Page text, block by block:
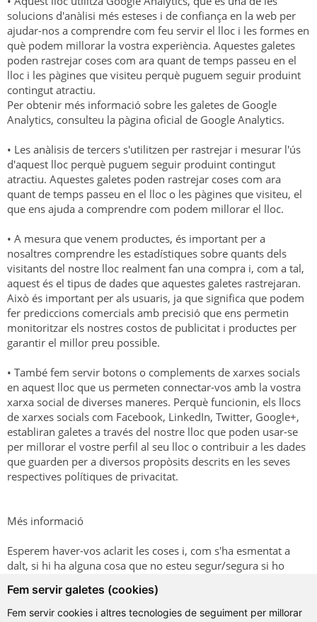
Fem servir galetes (cookies)
Fem servir cookies i altres tecnologies de seguiment per millorar
solucions d'anàlisi més esteses i de confiança en la web per
ajudar-nos a comprendre com feu servir el lloc i les formes en
què podem millorar la vostra experiència. Aquestes galetes
poden rastrejar coses com ara quant de temps passeu en el
lloc i les pàgines que visiteu perquè puguem seguir produint
contingut atractiu.
Per obtenir més informació sobre les galetes de Google
Analytics, consulteu la pàgina oficial de Google Analytics.
• Les anàlisis de tercers s'utilitzen per rastrejar i mesurar l'ús
d'aquest lloc perquè puguem seguir produint contingut
atractiu. Aquestes galetes poden rastrejar coses com ara
quant de temps passeu en el lloc o les pàgines que visiteu, el
que ens ajuda a comprendre com podem millorar el lloc.
• A mesura que venem productes, és important per a
nosaltres comprendre les estadístiques sobre quants dels
visitants del nostre lloc realment fan una compra i, com a tal,
aquest és el tipus de dades que aquestes galetes rastrejaran.
Això és important per als usuaris, ja que significa que podem
fer prediccions comercials amb precisió que ens permetin
monitoritzar els nostres costos de publicitat i productes per
garantir el millor preu possible.
• També fem servir botons o complements de xarxes socials
en aquest lloc que us permeten connectar-vos amb la vostra
xarxa social de diverses maneres. Perquè funcionin, els llocs
de xarxes socials com Facebook, LinkedIn, Twitter, Google+,
establiran galetes a través del nostre lloc que poden usar-se
per millorar el vostre perfil al seu lloc o contribuir a les dades
que guarden per a diversos propòsits descrits en les seves
respectives polítiques de privacitat.
Més informació
Esperem haver-vos aclarit les coses i, com s'ha esmentat a
dalt, si hi ha alguna cosa que no esteu segur/segura si ho
habilitades en cas que interactuï amb una de les funcions que
utilitzeu en el nostre lloc.